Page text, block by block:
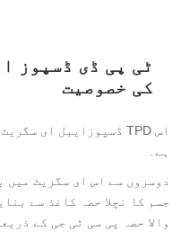
کی خصوصیت
ہے۔
دوسروں سے اس ای سگریٹ میں
جسم کا نچلا حصہ کاغذ سے
والا حصہ پی سی ٹی جی کے